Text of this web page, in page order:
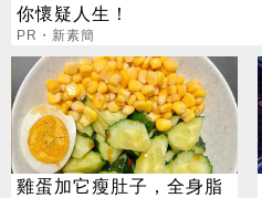
你懷疑人生！
PR・新素簡
雞蛋加它瘦肚子，全身脂